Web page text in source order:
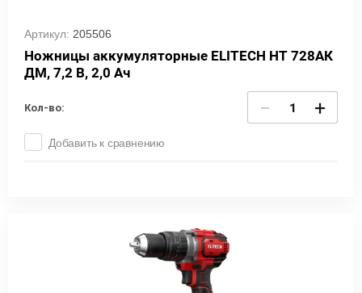
Артикул: 205506
Ножницы аккумуляторные ELITECH НТ 728АК
ДМ, 7,2 В, 2,0 Ач
Кол-во: − +
Добавить к сравнению